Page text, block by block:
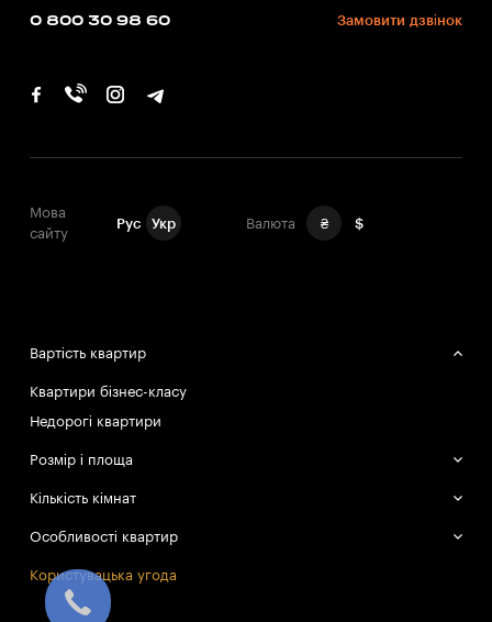
0 800 30 98 60 Замовити дзвінок
Мова
сайту
Рус Укр Валюта ₴ $
Вартість квартир
Квартири бізнес-класу
Недорогі квартири
Розмір і площа
Великі квартири
Маленькі квартири
Кількість кімнат
Однокімнатні квартири
Двокімнатні квартири
Трикімнатні квартири
Особливості квартир
Смарт-квартири
Користувацька угода